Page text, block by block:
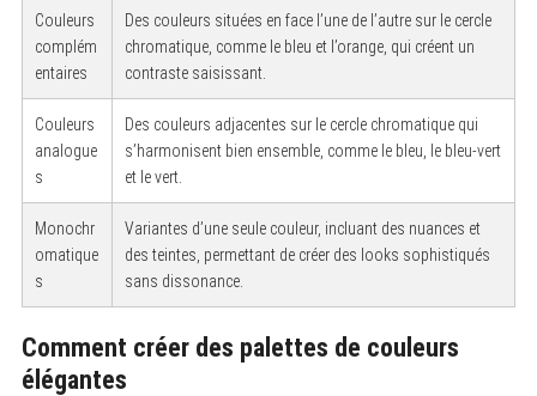
Couleurs
complém
entaires
Des couleurs situées en face l’une de l’autre sur le cercle
chromatique, comme le bleu et l’orange, qui créent un
contraste saisissant.
Couleurs
analogue
s
Des couleurs adjacentes sur le cercle chromatique qui
s’harmonisent bien ensemble, comme le bleu, le bleu-vert
et le vert.
Monochr
omatique
s
Variantes d’une seule couleur, incluant des nuances et
des teintes, permettant de créer des looks sophistiqués
sans dissonance.
Comment créer des palettes de couleurs
élégantes